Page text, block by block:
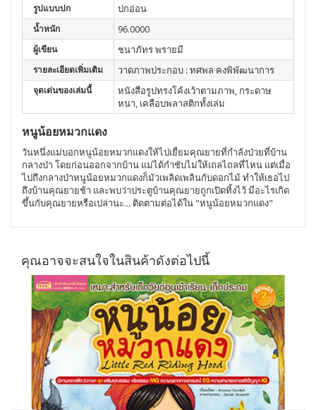
รูปแบบปก ปกอ่อน
น้ำหนัก 96.0000
ผู้เขียน ชนาภัทร พรายมี
รายละเอียดเพิ่มเติม วาดภาพประกอบ : ทศพล คงพิพัฒนาการ
จุดเด่นของเล่มนี้
หนังสือรูปทรงโค้งเว้าตามภาพ, กระดาษ
หนา, เคลือบพลาสติกทั้งเล่ม
หนูน้อยหมวกแดง
วันหนึ่งแม่บอกหนูน้อยหมวกแดงให้ไปเยื่ยมคุณยายที่กำลังป่วยที่บ้าน
กลางป่า โดยก่อนออกจากบ้าน แม่ได้กำชับไม่ให้เถลไถลที่ไหน แต่เมื่อ
ไปถึงกลางป่าหนูน้อยหมวกแดงก็มัวเพลิดเพลินกับดอกไม้ ทำให้เธอไป
ถึงบ้านคุณยายช้า และพบว่าประตูบ้านคุณยายถูกเปิดทิ้งไว้ มีอะไรเกิด
ขึ้นกับคุณยายหรือเปล่านะ... ติดตามต่อได้ใน "หนูน้อยหมวกแดง"
คุณอาจจะสนใจในสินค้าดังต่อไปนี้